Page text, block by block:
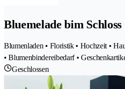
Bluemelade bim
Blumenladen • Floristik • Hochzeit •
• Blumenbindereibedarf •
Geschlossen